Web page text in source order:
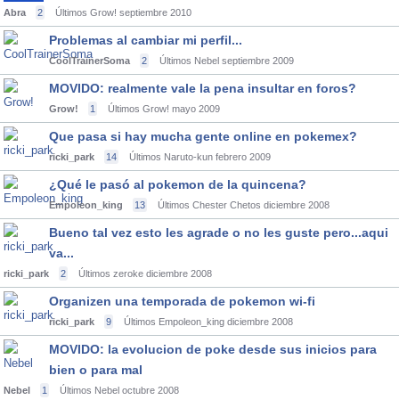
Abra 2 Últimos Grow! septiembre 2010
Problemas al cambiar mi perfil...
CoolTrainerSoma 2 Últimos Nebel septiembre 2009
MOVIDO: realmente vale la pena insultar en foros?
Grow! 1 Últimos Grow! mayo 2009
Que pasa si hay mucha gente online en pokemex?
ricki_park 14 Últimos Naruto-kun febrero 2009
¿Qué le pasó al pokemon de la quincena?
Empoleon_king 13 Últimos Chester Chetos diciembre 2008
Bueno tal vez esto les agrade o no les guste pero...aqui
va...
ricki_park 2 Últimos zeroke diciembre 2008
Organizen una temporada de pokemon wi-fi
ricki_park 9 Últimos Empoleon_king diciembre 2008
MOVIDO: la evolucion de poke desde sus inicios para
bien o para mal
Nebel 1 Últimos Nebel octubre 2008